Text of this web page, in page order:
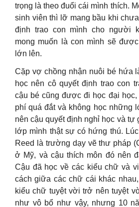
trọng là theo đuổi cái mình thích.
sinh viên thì lỡ mang bầu khi
định trao con mình cho người
mong muốn là con mình sẽ
lớn lên.
Cặp vợ chồng nhận nuôi bé hứa
học nên cô quyết định trao con
cậu bé cũng được đi học đại
phí quá đắt và không học những
nên cậu quyết định nghỉ học và tự
lớp mình thật sự có hứng thú.
Reed là trường dạy vẽ thư pháp
ở Mỹ, và cậu thích môn đó nên
Cậu đã học về các kiểu chữ và
cách giữa các chữ cái khác
kiểu chữ tuyệt vời trở nên tuyệt
như vô bổ như vậy, nhưng 10